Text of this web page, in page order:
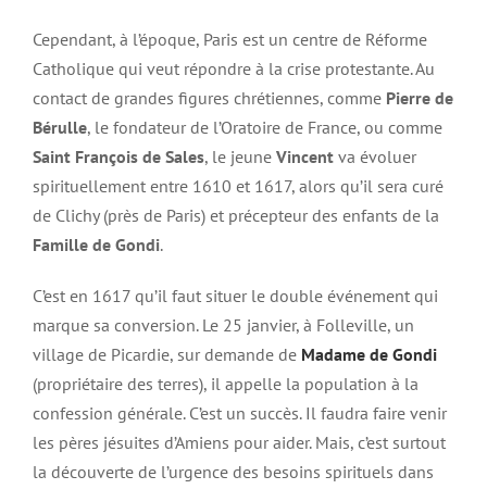
Cependant, à l’époque, Paris est un centre de Réforme
Catholique qui veut répondre à la crise protestante. Au
contact de grandes figures chrétiennes, comme Pierre de
Bérulle, le fondateur de l’Oratoire de France, ou comme
Saint François de Sales, le jeune Vincent va évoluer
spirituellement entre 1610 et 1617, alors qu’il sera curé
de Clichy (près de Paris) et précepteur des enfants de la
Famille de Gondi.
C’est en 1617 qu’il faut situer le double événement qui
marque sa conversion. Le 25 janvier, à Folleville, un
village de Picardie, sur demande de Madame de Gondi
(propriétaire des terres), il appelle la population à la
confession générale. C’est un succès. Il faudra faire venir
les pères jésuites d’Amiens pour aider. Mais, c’est surtout
la découverte de l’urgence des besoins spirituels dans